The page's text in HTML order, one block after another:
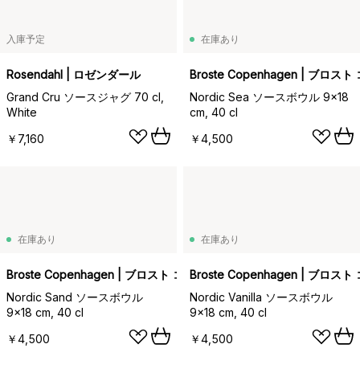
入庫予定
Rosendahl | ロゼンダール
Grand Cru ソースジャグ 70 cl,
White
￥7,160
在庫あり
Broste Copenhagen | ブロスト
Nordic Sea ソースボウル 9x18
cm, 40 cl
￥4,500
在庫あり
Broste Copenhagen | ブロスト コペンハーゲン
Nordic Sand ソースボウル
9x18 cm, 40 cl
￥4,500
在庫あり
Broste Copenhagen | ブロスト
Nordic Vanilla ソースボウル
9x18 cm, 40 cl
￥4,500